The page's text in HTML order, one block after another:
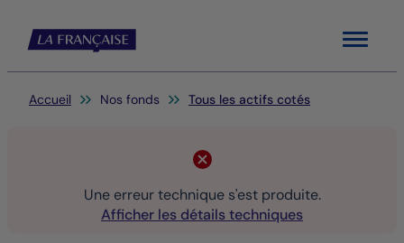
Menu
Vous êtes ici:
Accueil Nos fonds Tous les actifs cotés
Une erreur technique s'est produite.
Afficher les détails techniques